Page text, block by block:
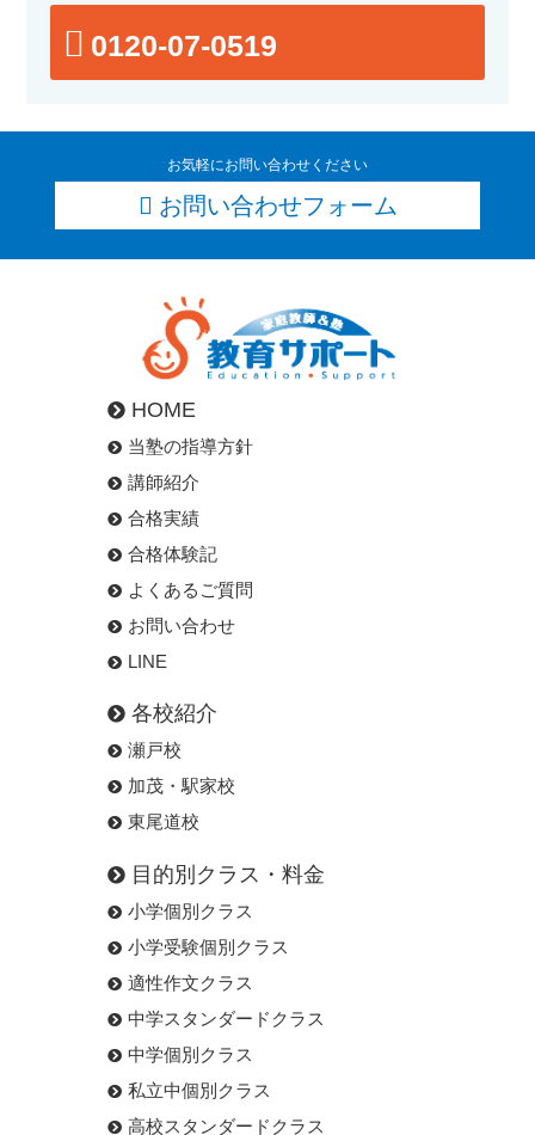
0120-07-0519
お気軽にお問い合わせください
お問い合わせフォーム
HOME
当塾の指導方針
講師紹介
合格実績
合格体験記
よくあるご質問
お問い合わせ
LINE
各校紹介
瀬戸校
加茂・駅家校
東尾道校
目的別クラス・料金
小学個別クラス
小学受験個別クラス
適性作文クラス
中学スタンダードクラス
中学個別クラス
私立中個別クラス
高校スタンダードクラス